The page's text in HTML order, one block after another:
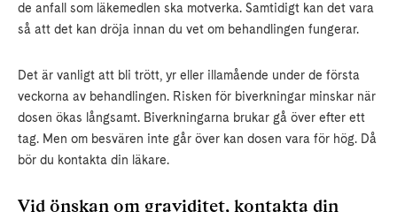
de anfall som läkemedlen ska motverka. Samtidigt kan det vara
så att det kan dröja innan du vet om behandlingen fungerar.
Det är vanligt att bli trött, yr eller illamående under de första
veckorna av behandlingen. Risken för biverkningar minskar när
dosen ökas långsamt. Biverkningarna brukar gå över efter ett
tag. Men om besvären inte går över kan dosen vara för hög. Då
bör du kontakta din läkare.
Vid önskan om graviditet, kontakta din